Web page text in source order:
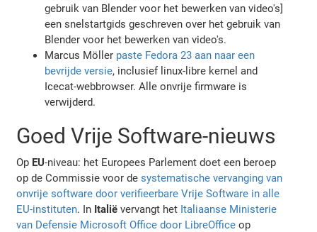
gebruik van Blender voor het bewerken van video's]
een snelstartgids geschreven over het gebruik van
Blender voor het bewerken van video's.
Marcus Möller paste Fedora 23 aan naar een
bevrijde versie, inclusief linux-libre kernel and
Icecat-webbrowser. Alle onvrije firmware is
verwijderd.
Goed Vrije Software-nieuws
Op EU-niveau: het Europees Parlement doet een beroep
op de Commissie voor desystematische vervanging van
onvrije software door verifieerbare Vrije Software in alle
EU-instituten. In Italië vervangt het Italiaanse Ministerie
van Defensie Microsoft Office door LibreOffice op